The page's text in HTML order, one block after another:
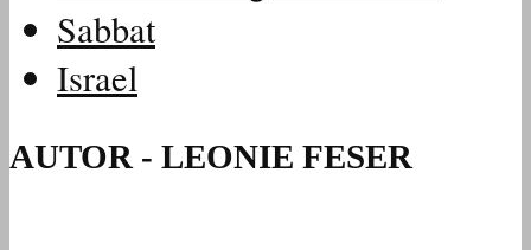
Sabbat
Israel
AUTOR - LEONIE FESER